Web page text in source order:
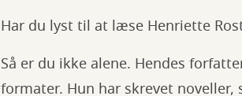
Har du lyst til at læse Henriette
Så er du ikke alene. Hendes
formater. Hun har skrevet